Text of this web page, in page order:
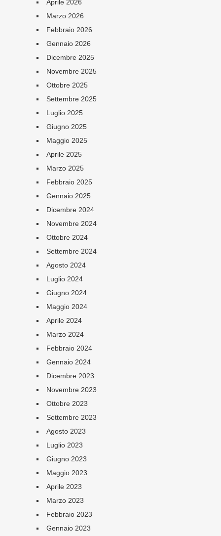
Aprile 2026
Marzo 2026
Febbraio 2026
Gennaio 2026
Dicembre 2025
Novembre 2025
Ottobre 2025
Settembre 2025
Luglio 2025
Giugno 2025
Maggio 2025
Aprile 2025
Marzo 2025
Febbraio 2025
Gennaio 2025
Dicembre 2024
Novembre 2024
Ottobre 2024
Settembre 2024
Agosto 2024
Luglio 2024
Giugno 2024
Maggio 2024
Aprile 2024
Marzo 2024
Febbraio 2024
Gennaio 2024
Dicembre 2023
Novembre 2023
Ottobre 2023
Settembre 2023
Agosto 2023
Luglio 2023
Giugno 2023
Maggio 2023
Aprile 2023
Marzo 2023
Febbraio 2023
Gennaio 2023